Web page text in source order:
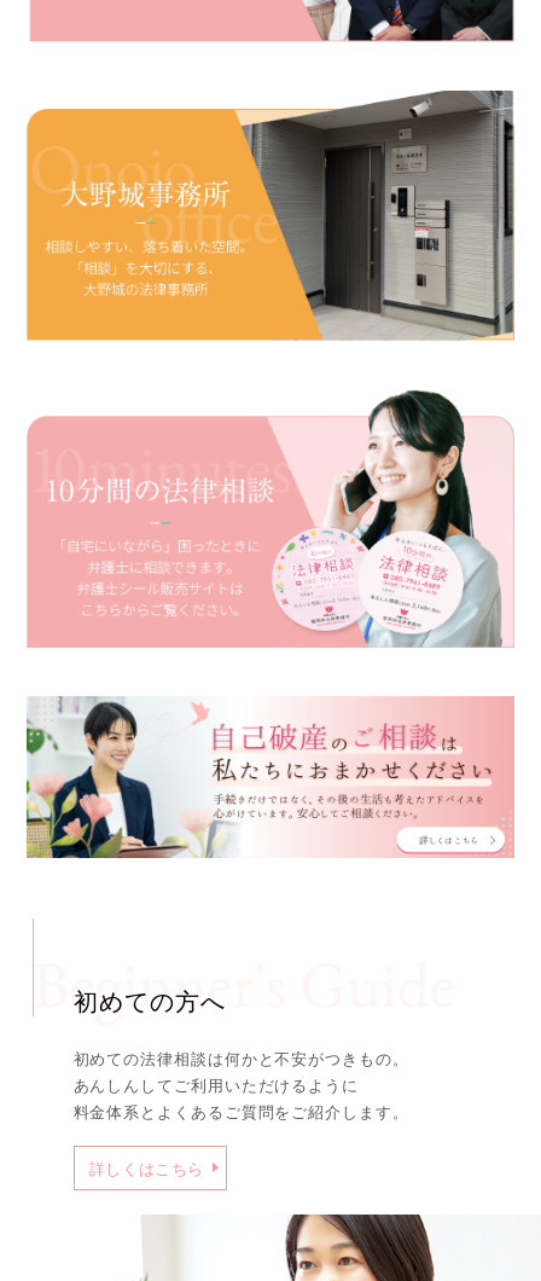
初めての方へ
初めての法律相談は何かと不安がつきもの。
あんしんしてご利用いただけるように
料金体系とよくあるご質問をご紹介します。
詳しくはこちら